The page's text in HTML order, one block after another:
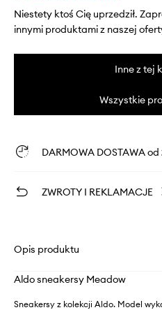
Niestety ktoś Cię uprzedził.
innymi produktami z naszej
Inne z tej
Wszystkie
DARMOWA DOSTAWA od
ZWROTY I REKLAMACJE
Opis produktu
Aldo sneakersy Meadow
Sneakersy z kolekcji Aldo. Model